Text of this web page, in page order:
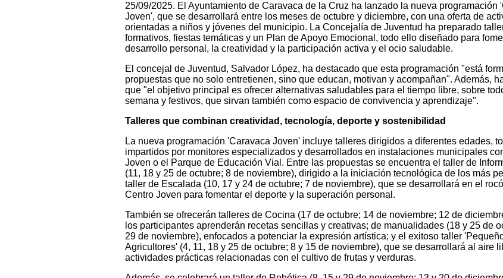
25/09/2025. El Ayuntamiento de Caravaca de la Cruz ha lanzado la nueva programación
Joven', que se desarrollará entre los meses de octubre y diciembre, con una oferta de
orientadas a niños y jóvenes del municipio. La Concejalía de Juventud ha preparado
formativos, fiestas temáticas y un Plan de Apoyo Emocional, todo ello diseñado para
desarrollo personal, la creatividad y la participación activa y el ocio saludable.
El concejal de Juventud, Salvador López, ha destacado que esta programación "está
propuestas que no solo entretienen, sino que educan, motivan y acompañan". Además,
que "el objetivo principal es ofrecer alternativas saludables para el tiempo libre, sobre
semana y festivos, que sirvan también como espacio de convivencia y aprendizaje".
Talleres que combinan creatividad, tecnología, deporte y sostenibilidad
La nueva programación 'Caravaca Joven' incluye talleres dirigidos a diferentes edades,
impartidos por monitores especializados y desarrollados en instalaciones municipales
Joven o el Parque de Educación Vial. Entre las propuestas se encuentra el taller de
(11, 18 y 25 de octubre; 8 de noviembre), dirigido a la iniciación tecnológica de los más
taller de Escalada (10, 17 y 24 de octubre; 7 de noviembre), que se desarrollará en el
Centro Joven para fomentar el deporte y la superación personal.
También se ofrecerán talleres de Cocina (17 de octubre; 14 de noviembre; 12 de
los participantes aprenderán recetas sencillas y creativas; de manualidades (18 y 25 de
29 de noviembre), enfocados a potenciar la expresión artística; y el exitoso taller
Agricultores' (4, 11, 18 y 25 de octubre; 8 y 15 de noviembre), que se desarrollará al aire
actividades prácticas relacionadas con el cultivo de frutas y verduras.